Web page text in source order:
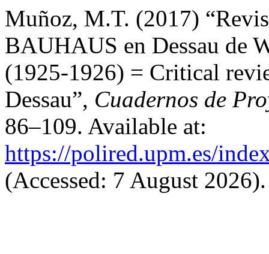
Muñoz, M.T. (2017)
BAUHAUS en Dessau de
(1925-1926) = Critical
Dessau”, Cuadernos de
86–109. Available at:
https://polired.upm.es/
(Accessed: 7 August 2026).